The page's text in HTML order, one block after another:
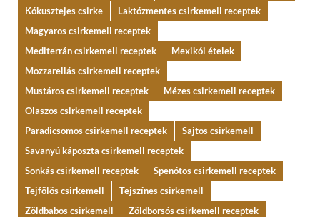
Kókusztejes csirke
Laktózmentes csirkemell receptek
Magyaros csirkemell receptek
Mediterrán csirkemell receptek
Mexikói ételek
Mozzarellás csirkemell receptek
Mustáros csirkemell receptek
Mézes csirkemell receptek
Olaszos csirkemell receptek
Paradicsomos csirkemell receptek
Sajtos csirkemell
Savanyú káposzta csirkemell receptek
Sonkás csirkemell receptek
Spenótos csirkemell receptek
Tejfölös csirkemell
Tejszínes csirkemell
Zöldbabos csirkemell
Zöldborsós csirkemell receptek